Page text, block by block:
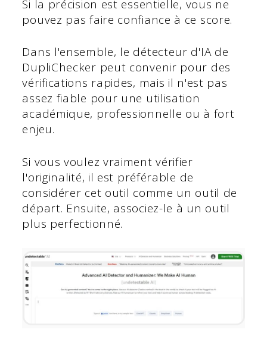
Si la précision est essentielle, vous ne
pouvez pas faire confiance à ce score.
Dans l'ensemble, le détecteur d'IA de
DupliChecker peut convenir pour des
vérifications rapides, mais il n'est pas
assez fiable pour une utilisation
académique, professionnelle ou à fort
enjeu.
Si vous voulez vraiment vérifier
l'originalité, il est préférable de
considérer cet outil comme un outil de
départ. Ensuite, associez-le à un outil
plus perfectionné.